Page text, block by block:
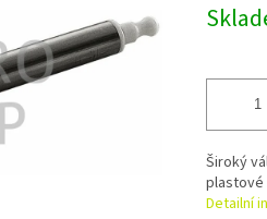
cena:
Široký
plastové
Detailní